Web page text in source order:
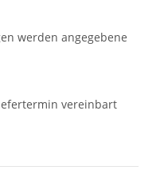
werden angegebene
vereinbart